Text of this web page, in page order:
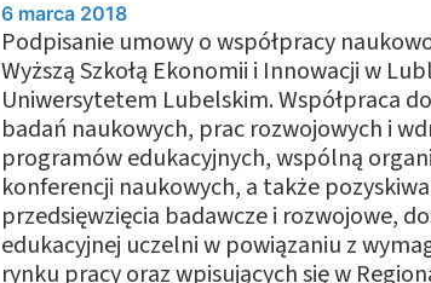
6 marca 2018
Podpisanie umowy o współpracy
Wyższą Szkołą Ekonomii i Innowacji w
Uniwersytetem Lubelskim. Współpraca
badań naukowych, prac rozwojowych i
programów edukacyjnych, wspólną
konferencji naukowych, a także
przedsięwzięcia badawcze i rozwojowe,
edukacyjnej uczelni w powiązaniu z
rynku pracy oraz wpisujących się w